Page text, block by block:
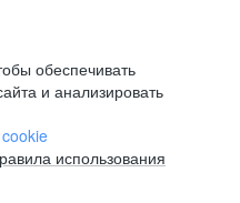
обеспечивать
и анализировать
использования